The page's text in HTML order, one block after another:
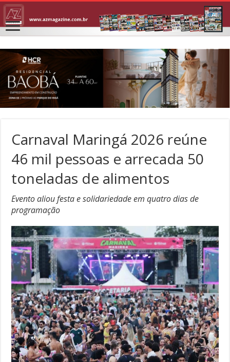
Carnaval Maringá 2026 reúne
46 mil pessoas e arrecada 50
toneladas de alimentos
Evento aliou festa e solidariedade em quatro dias de
programação